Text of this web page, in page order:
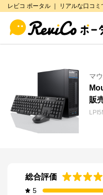
レビコ ポータル ｜ リアルな口コ
マ
販
総合評価
5